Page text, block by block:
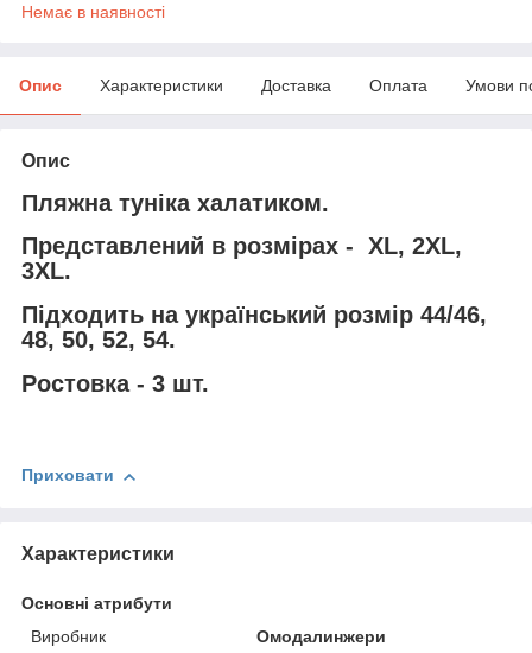
Немає в наявності
Опис Характеристики Доставка Оплата Умови
Опис
Пляжна туніка халатиком.
Представлений в розмірах - XL, 2XL,
3XL.
Підходить на український розмір 44/46,
48, 50, 52, 54.
Ростовка - 3 шт.
Приховати
Характеристики
Основні атрибути
Виробник
Омодалинжери